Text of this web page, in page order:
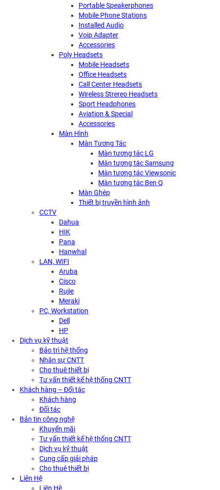
Portable Speakerphones
Mobile Phone Stations
Installed Audio
Voip Adapter
Accessories
Poly Headsets
Mobile Headsets
Office Headsets
Call Center Headsets
Wireless Strereo Headsets
Sport Headphones
Aviation & Special
Accessories
Màn Hình
Màn Tương Tác
Màn tương tác LG
Màn tương tác Samsung
Màn tương tác Viewsonic
Màn tương tác Ben Q
Màn Ghép
Thiết bị truyền hình ảnh
CCTV
Dahua
HIK
Pana
Hanwhal
LAN, WIFI
Aruba
Cisco
Rujie
Meraki
PC, Workstation
Dell
HP
Dịch vụ kỹ thuật
Bảo trì hệ thống
Nhân sự CNTT
Cho thuê thiết bị
Tư vấn thiết kế hệ thống CNTT
Khách hàng – Đối tác
Khách hàng
Đối tác
Bản tin công nghệ
Khuyến mãi
Tư vấn thiết kế hệ thống CNTT
Dịch vụ kỹ thuật
Cung cấp giải pháp
Cho thuê thiết bị
Liên Hệ
Liên Hệ